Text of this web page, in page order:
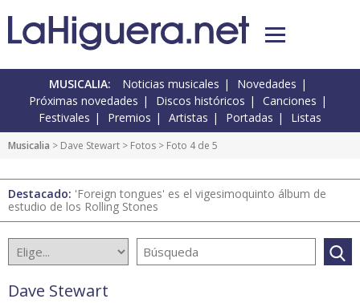
MUSICALIA: Noticias musicales
Novedades
Próximas novedades
Discos históricos
Canciones
Festivales
Premios Artistas Portadas Listas
Musicalia > Dave Stewart > Fotos > Foto 4 de 5
Destacado: 'Foreign tongues' es el vigesimoquinto álbum de
estudio de los Rolling Stones
Dave Stewart